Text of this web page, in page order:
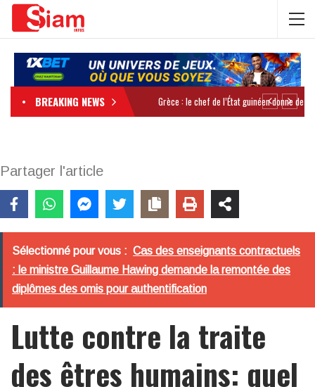
BREAKING NEWS
Partager l'article
Sélectionné pour vous : Cas des enseignants contractuels
: le ministre Guillaume Hawing demande la remontée des
diplômes des omis pour authentification
Lutte contre la traite
des êtres humains: quel